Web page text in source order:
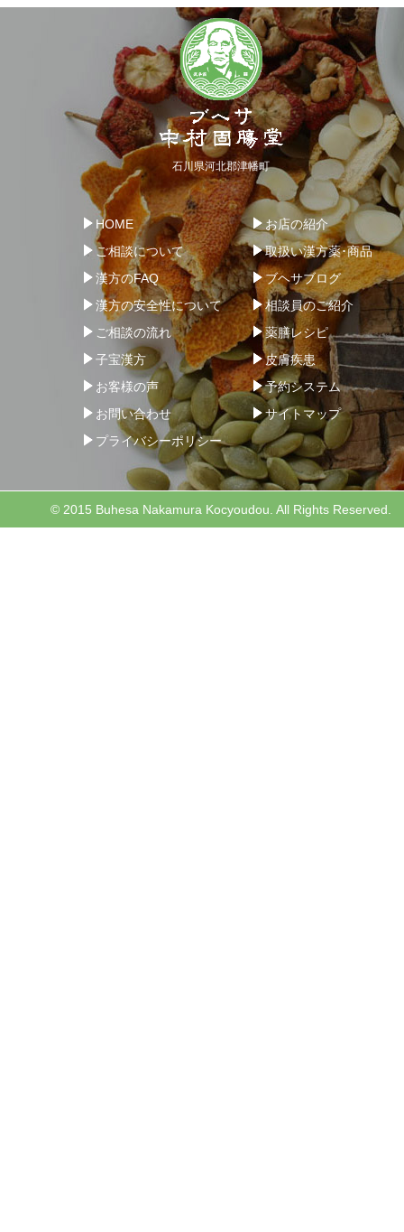
石川県河北郡津幡町
HOME
お店の紹介
ご相談について
取扱い漢方薬･商品
漢方のFAQ
ブヘサブログ
漢方の安全性について
相談員のご紹介
ご相談の流れ
薬膳レシピ
子宝漢方
皮膚疾患
お客様の声
予約システム
お問い合わせ
サイトマップ
プライバシーポリシー
© 2015 Buhesa Nakamura Kocyoudou. All Rights Reserved.